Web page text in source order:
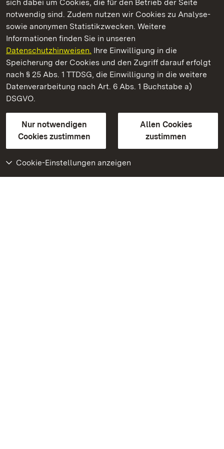
sich dabei um Cookies, die für den Betrieb der Seite
notwendig sind. Zudem nutzen wir Cookies zu Analyse-
sowie anonymen Statistikzwecken. Weitere
Informationen finden Sie in unseren
Datenschutzhinweisen. Ihre Einwilligung in die
Speicherung der Cookies und den Zugriff darauf erfolgt
nach § 25 Abs. 1 TTDSG, die Einwilligung in die weitere
Datenverarbeitung nach Art. 6 Abs. 1 Buchstabe a)
DSGVO.
Nur notwendigen
Cookies zustimmen
Allen Cookies
zustimmen
Cookie-Einstellungen anzeigen
Residenzschloss Ludwigsburg
Staatliche Schlösser und Gärten Baden-Württemberg
Kontakt
GebärdenspracheLeichte Sprache
Erklärung zur Barrierefreiheit
BITV-konform (geprüfte Seiten)
Weiteres